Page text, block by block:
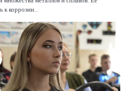
к коррозии…